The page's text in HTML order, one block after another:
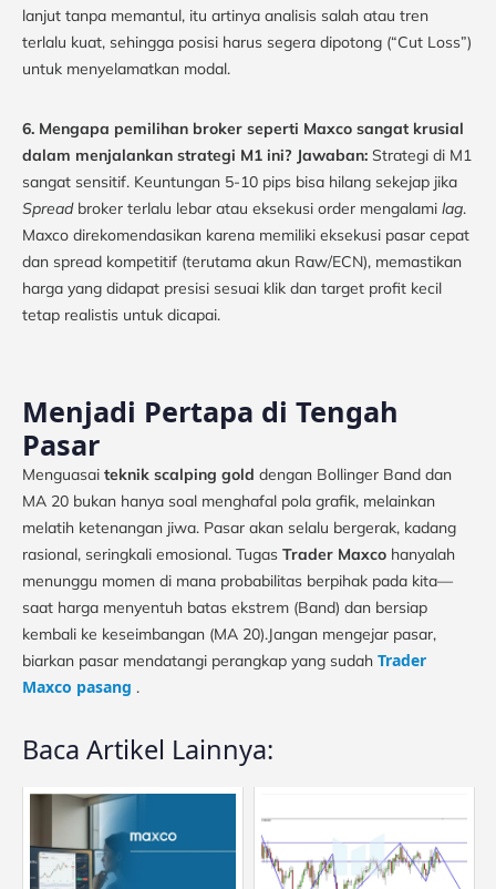
lanjut tanpa memantul, itu artinya analisis salah atau tren
terlalu kuat, sehingga posisi harus segera dipotong (“Cut Loss”)
untuk menyelamatkan modal.
6. Mengapa pemilihan broker seperti Maxco sangat krusial
dalam menjalankan strategi M1 ini? Jawaban: Strategi di M1
sangat sensitif. Keuntungan 5-10 pips bisa hilang sekejap jika
Spreadbroker terlalu lebar atau eksekusi order mengalami lag.
Maxco direkomendasikan karena memiliki eksekusi pasar cepat
dan spread kompetitif (terutama akun Raw/ECN), memastikan
harga yang didapat presisi sesuai klik dan target profit kecil
tetap realistis untuk dicapai.
Menjadi Pertapa di Tengah
Pasar
Menguasai teknik scalping gold dengan Bollinger Band dan
MA 20 bukan hanya soal menghafal pola grafik, melainkan
melatih ketenangan jiwa. Pasar akan selalu bergerak, kadang
rasional, seringkali emosional. Tugas Trader Maxco hanyalah
menunggu momen di mana probabilitas berpihak pada kita—
saat harga menyentuh batas ekstrem (Band) dan bersiap
kembali ke keseimbangan (MA 20).Jangan mengejar pasar,
biarkan pasar mendatangi perangkap yang sudah Trader
Maxco pasang .
Baca Artikel Lainnya: